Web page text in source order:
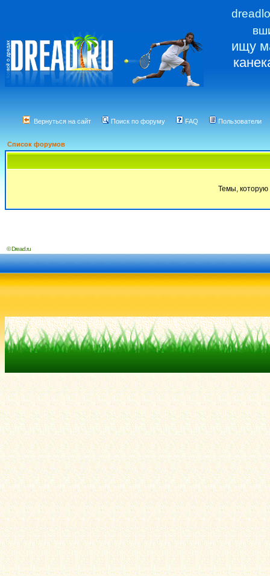
ищу
Вернуться на сайт Поиск по форуму FAQ Пользователи
Список форумов
Темы, которую
© Dread.ru